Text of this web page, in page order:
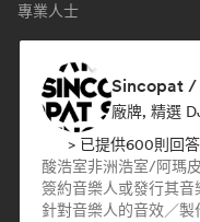
專業人士
Sincopat /
廠牌, 精選
> 已提供600則回答
酸浩室非洲浩室/阿瑪
簽約音樂人或發行其音
針對音樂人的音效／